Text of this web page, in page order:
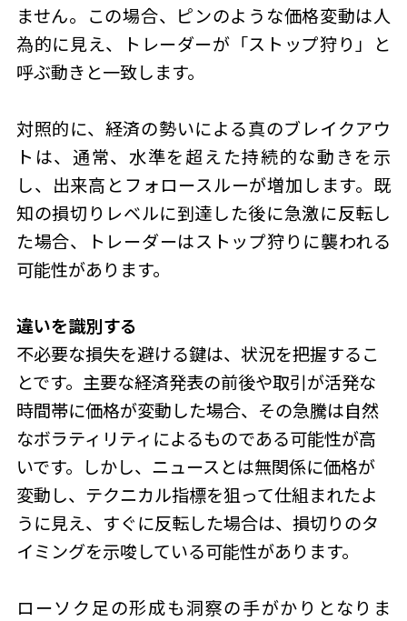
ません。この場合、ピンのような価格変動は人
為的に見え、トレーダーが「ストップ狩り」と
呼ぶ動きと一致します。
対照的に、経済の勢いによる真のブレイクアウ
トは、通常、水準を超えた持続的な動きを示
し、出来高とフォロースルーが増加します。既
知の損切りレベルに到達した後に急激に反転し
た場合、トレーダーはストップ狩りに襲われる
可能性があります。
違いを識別する
不必要な損失を避ける鍵は、状況を把握するこ
とです。主要な経済発表の前後や取引が活発な
時間帯に価格が変動した場合、その急騰は自然
なボラティリティによるものである可能性が高
いです。しかし、ニュースとは無関係に価格が
変動し、テクニカル指標を狙って仕組まれたよ
うに見え、すぐに反転した場合は、損切りのタ
イミングを示唆している可能性があります。
ローソク足の形成も洞察の手がかりとなりま